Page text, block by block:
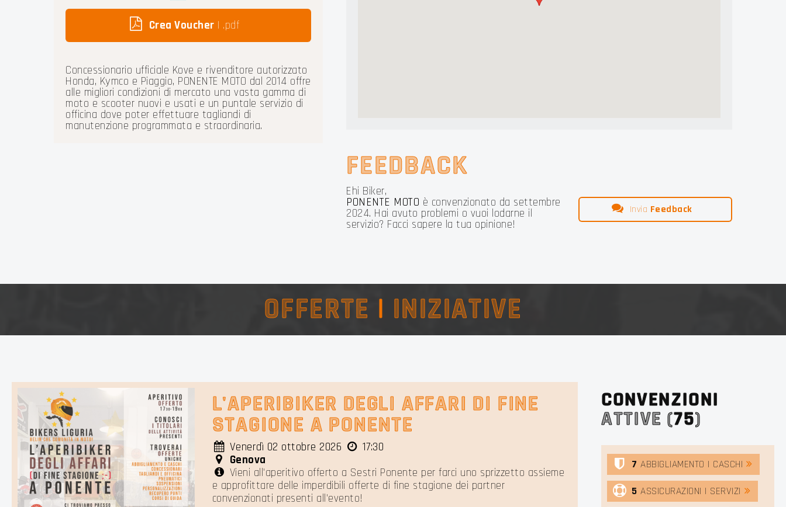
Crea Voucher | .pdf
Concessionario ufficiale Kove e rivenditore autorizzato
Honda, Kymco e Piaggio, PONENTE MOTO dal 2014 offre
alle migliori condizioni di mercato una vasta gamma di
moto e scooter nuovi e usati e un puntale servizio di
officina dove poter effettuare tagliandi di
manutenzione programmata e straordinaria.
FEEDBACK
Ehi Biker,
PONENTE MOTO è convenzionato da settembre
2024. Hai avuto problemi o vuoi lodarne il
servizio? Facci sapere la tua opinione!
Invia Feedback
OFFERTE | INIZIATIVE
L'APERIBIKER DEGLI AFFARI DI FINE
STAGIONE A PONENTE
Venerdì 02 ottobre 2026
17:30
Genova
Vieni all'aperitivo offerto a Sestri Ponente per farci uno sprizzetto assieme
e approfittare delle imperdibili offerte di fine stagione dei partner
convenzionati presenti all'evento!
CONVENZIONI
ATTIVE (75)
7 ABBIGLIAMENTO | CASCHI
5 ASSICURAZIONI | SERVIZI